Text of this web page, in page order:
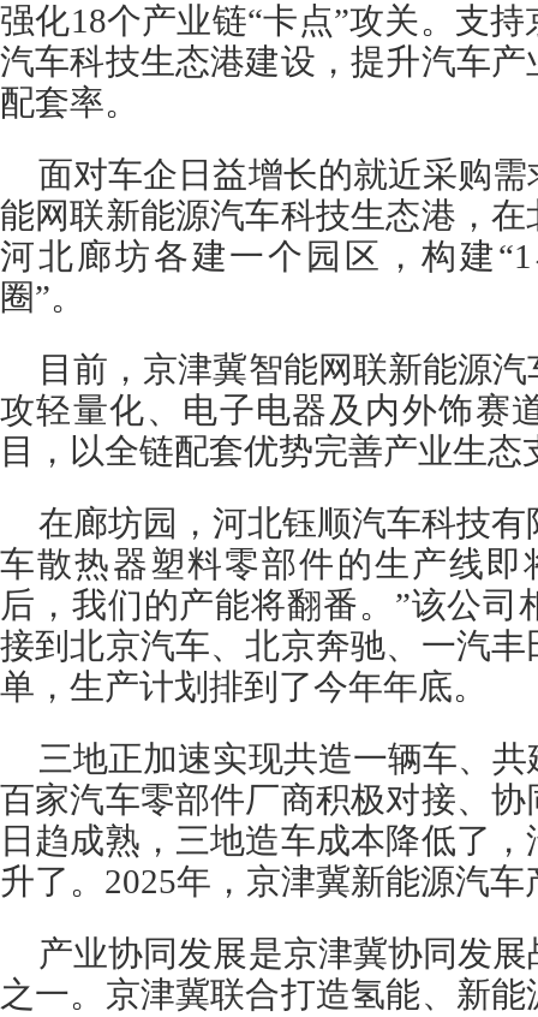
强化18个产业链“卡点”攻关。支
汽车科技生态港建设，提升汽车
配套率。
面对车企日益增长的就近采购
能网联新能源汽车科技生态港，
河北廊坊各建一个园区，构建
圈”。
目前，京津冀智能网联新能源
攻轻量化、电子电器及内外饰赛
目，以全链配套优势完善产业生态
在廊坊园，河北钰顺汽车科技
车散热器塑料零部件的生产线即
后，我们的产能将翻番。”该公司
接到北京汽车、北京奔驰、一汽
单，生产计划排到了今年年底。
三地正加速实现共造一辆车、
百家汽车零部件厂商积极对接、
日趋成熟，三地造车成本降低了
升了。2025年，京津冀新能源汽车
产业协同发展是京津冀协同发
之一。京津冀联合打造氢能、新